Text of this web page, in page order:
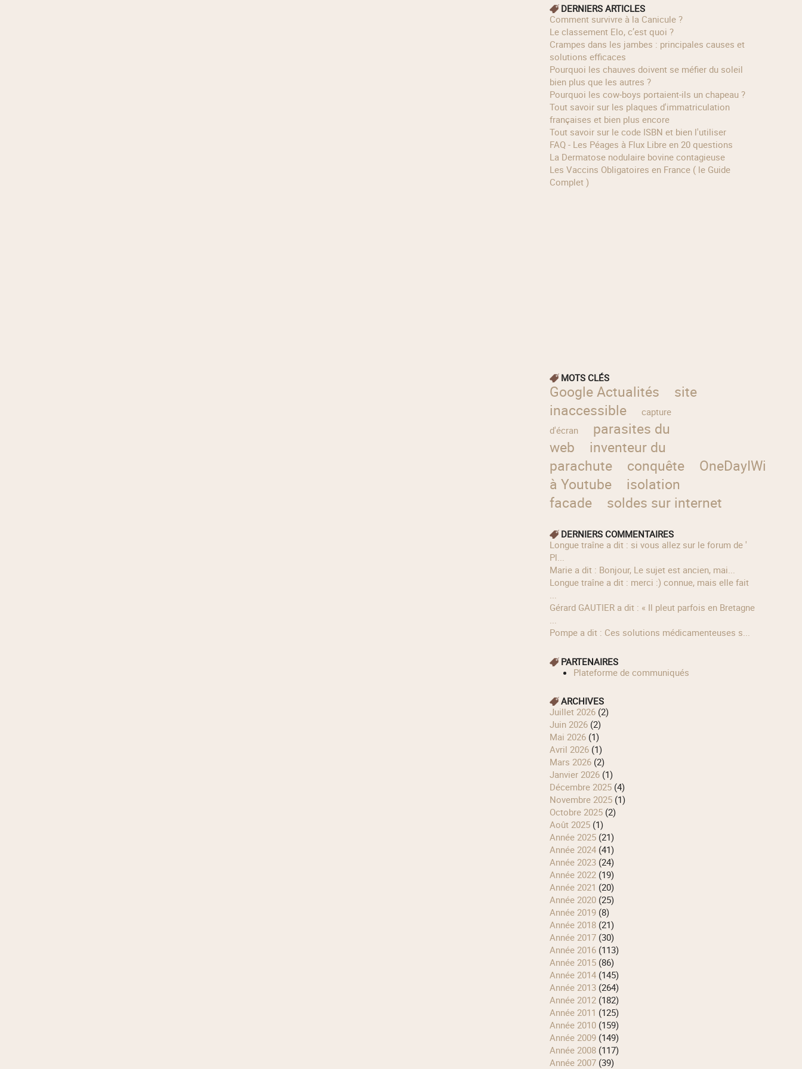
DERNIERS ARTICLES
Comment survivre à la Canicule ?
Le classement Elo, c’est quoi ?
Crampes dans les jambes : principales causes et
solutions efficaces
Pourquoi les chauves doivent se méfier du soleil
bien plus que les autres ?
Pourquoi les cow‑boys portaient‑ils un chapeau ?
Tout savoir sur les plaques d'immatriculation
françaises et bien plus encore
Tout savoir sur le code ISBN et bien l'utiliser
FAQ - Les Péages à Flux Libre en 20 questions
La Dermatose nodulaire bovine contagieuse
Les Vaccins Obligatoires en France ( le Guide
Complet )
MOTS CLÉS
Google Actualités
site
inaccessible
capture
d'écran
parasites du
web
inventeur du
parachute
conquête OneDayIWill
à Youtube
isolation
facade
soldes sur internet
DERNIERS COMMENTAIRES
longue traîne a dit : si vous allez sur le forum de '
Pl...
Marie a dit : Bonjour, Le sujet est ancien, mai...
longue traîne a dit : merci :) connue, mais elle fait
...
Gérard GAUTIER a dit : « Il pleut parfois en Bretagne
...
Pompe a dit : Ces solutions médicamenteuses s...
PARTENAIRES
Plateforme de communiqués
ARCHIVES
juillet 2026(2)
juin 2026(2)
mai 2026(1)
avril 2026(1)
mars 2026(2)
janvier 2026(1)
décembre 2025(4)
novembre 2025(1)
octobre 2025(2)
août 2025(1)
année 2025(21)
année 2024(41)
année 2023(24)
année 2022(19)
année 2021 (20)
année 2020(25)
année 2019(8)
année 2018(21)
année 2017(30)
année 2016(113)
année 2015(86)
année 2014(145)
année 2013(264)
année 2012(182)
année 2011 (125)
année 2010(159)
année 2009(149)
année 2008(117)
année 2007(39)